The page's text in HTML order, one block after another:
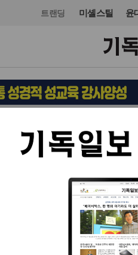
트랜딩 미셸스틸 윤
선교 칼럼 입